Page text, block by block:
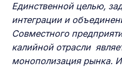
Единственной целью,
интеграции и
Совместного
калийной отрасли
монополизация рынка.